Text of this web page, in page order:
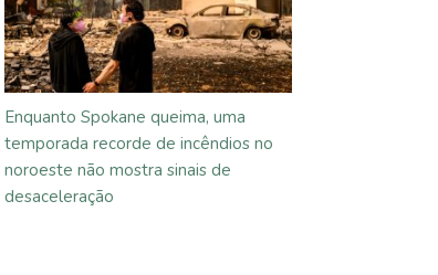
Enquanto Spokane queima, uma
temporada recorde de incêndios no
noroeste não mostra sinais de
desaceleração